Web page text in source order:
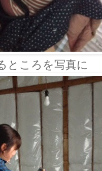
ところを写真に